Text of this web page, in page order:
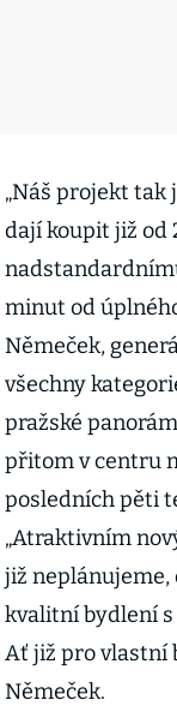
„Náš projekt tak
dají koupit již od
minut od
Němeček,
všechny
pražské
přitom v centru
posledních pěti
„Atraktivním
již neplánujeme,
kvalitní bydlení
Ať již pro vlastní
Němeček.